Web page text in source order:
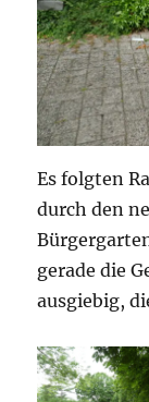
Es folgten
durch den
gerade die
ausgiebig,